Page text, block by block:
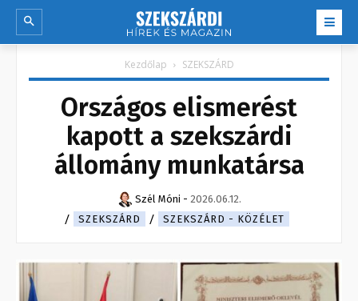
Kezdőlap SZEKSZÁRD
Országos elismerést
kapott a szekszárdi
állomány munkatársa
Szél Móni - 2026.06.12.
SZEKSZÁRD
SZEKSZÁRD - KÖZÉLET